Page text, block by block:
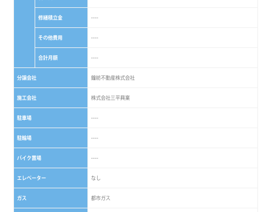
修繕積立金 ----
その他費用 ----
合計月額 ----
分譲会社 鐘紡不動産株式会社
施工会社 株式会社三平興業
駐車場 ----
駐輪場 ----
バイク置場 ----
エレベーター なし
ガス 都市ガス